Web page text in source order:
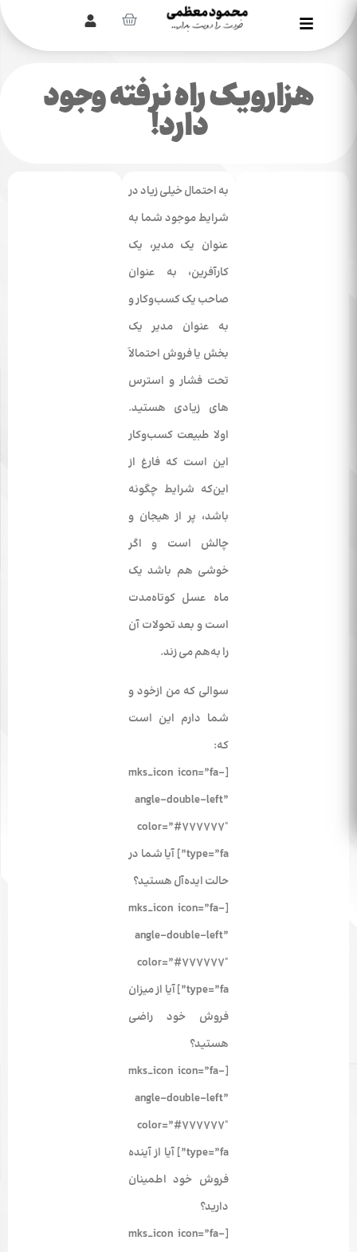
هزارویک راه نرفته وجود
دارد!
به احتمال خیلی زیاد در
شرایط موجود شما به
عنوان یک مدیر، یک
کارآفرین، به عنوان
صاحب یک کسب‌وکار و
به عنوان مدیر یک
بخش یا فروش احتمالاَ
تحت فشار و استرس
های زیادی هستید.
اولا طبیعت کسب‌و‌کار
این است که فارغ از
این‌که شرایط چگونه
باشد، پر از هیجان و
چالش است و اگر
خوشی هم باشد یک
ماه عسل کوتاه‌مدت
است و بعد تحولات آن
را به‌هم می زند.
سوالی که من ازخود و
شما دارم این است
که:
[mks_icon icon=”fa-
angle-double-left”
color=”#777777″
type=”fa”] آیا شما در
حالت ایده‌آل هستید؟
[mks_icon icon=”fa-
angle-double-left”
color=”#777777″
type=”fa”] آیا از میزان
فروش خود راضی
هستید؟
[mks_icon icon=”fa-
angle-double-left”
color=”#777777″
type=”fa”] آیا از آینده
فروش خود اطمینان
دارید؟
[mks_icon icon=”fa-